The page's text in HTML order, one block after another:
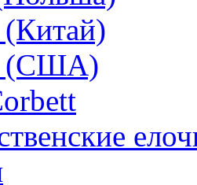
(США)